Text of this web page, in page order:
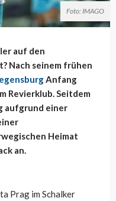
Foto: IMAGO
auf den
Nach seinem frühen
Anfang
Revierklub. Seitdem
aufgrund einer
Heimat
an.
Prag im Schalker